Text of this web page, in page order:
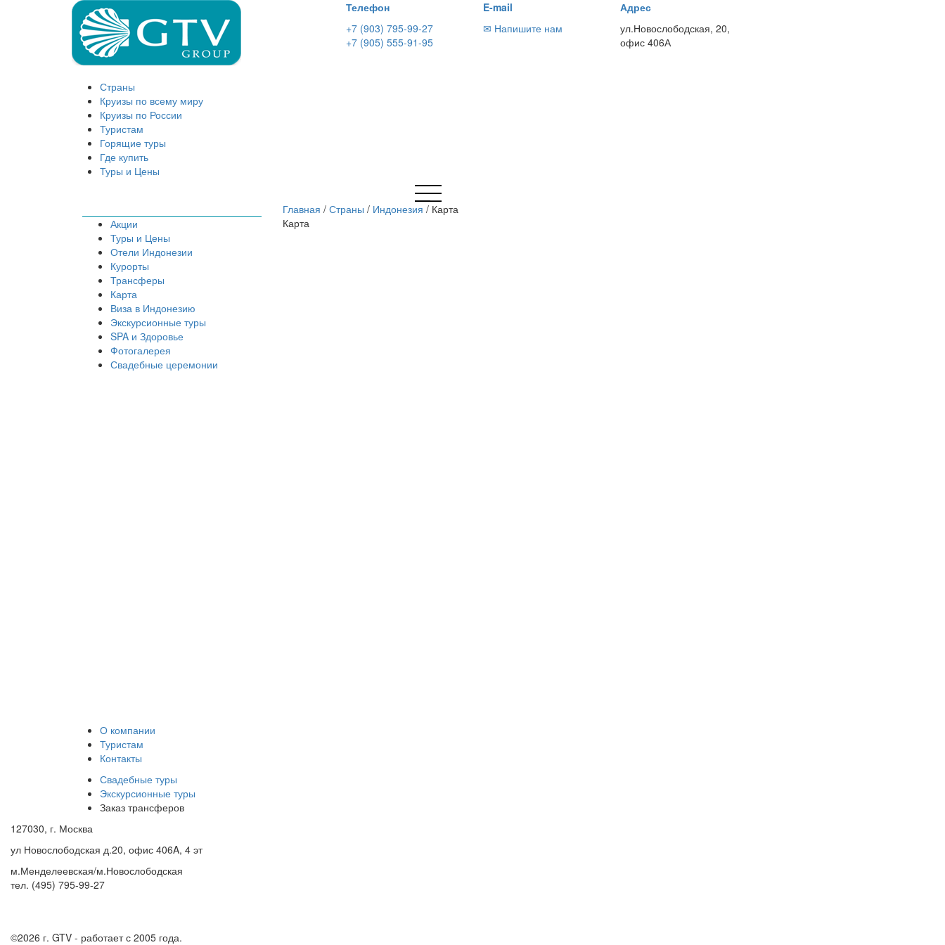
Телефон
+7 (903) 795-99-27
+7 (905) 555-91-95
E-mail
✉ Напишите нам
Адрес
ул.Новослободская, 20,
офис 406А
Страны
Круизы по всему миру
Круизы по России
Туристам
Горящие туры
Где купить
Туры и Цены
Главная / Страны / Индонезия / Карта
Карта
Акции
Туры и Цены
Отели Индонезии
Курорты
Трансферы
Карта
Виза в Индонезию
Экскурсионные туры
SPA и Здоровье
Фотогалерея
Свадебные церемонии
О компании
Туристам
Контакты
Свадебные туры
Экскурсионные туры
Заказ трансферов
127030, г. Москва
ул Новослободская д.20, офис 406A, 4 эт
м.Менделеевская/м.Новослободская
тел. (495) 795-99-27
©2026 г. GTV - работает с 2005 года.